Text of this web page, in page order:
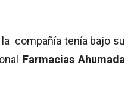
compañía tenía bajo su
Farmacias Ahumada